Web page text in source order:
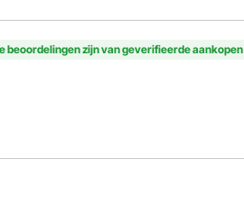
snijbreedte
(30,7")
Snijdruk
beoordelingen zijn van geverifieerde aankopen